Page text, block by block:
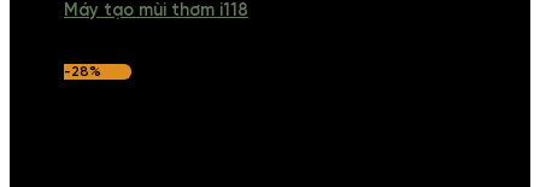
Máy tạo mùi thơm i118
-28%